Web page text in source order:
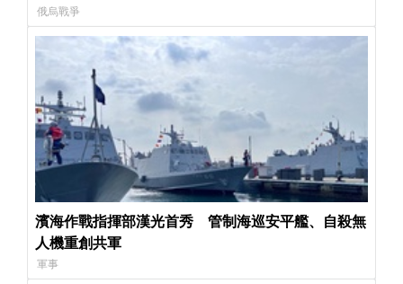
俄烏戰爭
濱海作戰指揮部漢光首秀 管制海巡安平艦、自殺無
人機重創共軍
軍事